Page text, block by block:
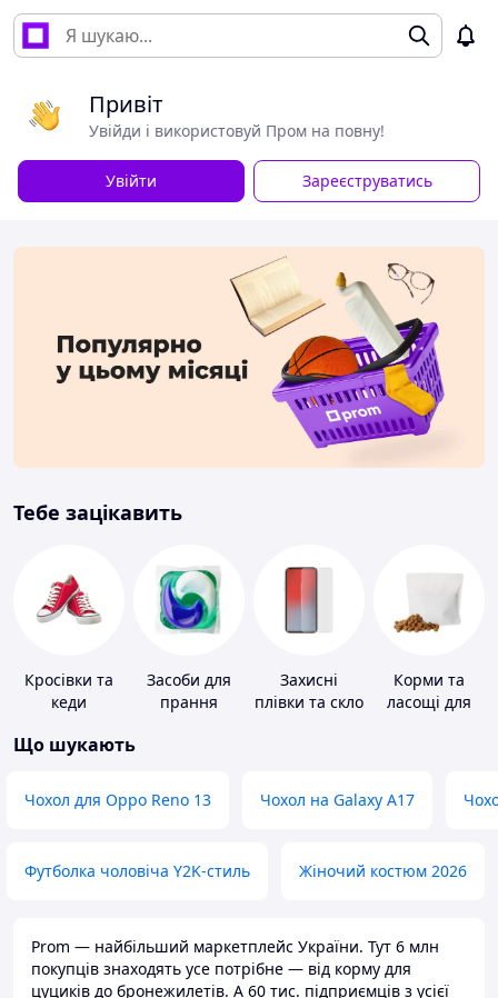
Привіт
Увійди і використовуй Пром на повну!
Увійти Зареєструватись
Тебе зацікавить
Кросівки та
кеди
Засоби для
прання
Захисні
плівки та скло
Корми та
ласощі для
Що шукають
Чохол для Oppo Reno 13 Чохол на Galaxy A17
Футболка чоловіча Y2K-стиль Жіночий костюм 2026
Prom — найбільший маркетплейс України. Тут 6 млн
покупців знаходять усе потрібне — від корму для
цуциків до бронежилетів. А 60 тис. підприємців з усієї